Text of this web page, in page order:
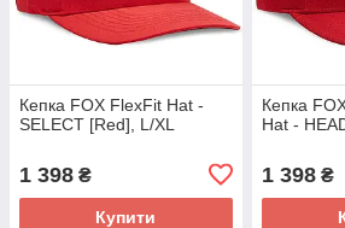
Кепка FOX FlexFit Hat -
SELECT [Red], L/XL
1 398 ₴
Купити
Кепка
Hat -
1 398₴